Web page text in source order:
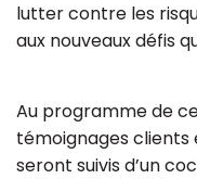
lutter contre les
aux nouveaux défis
Au programme de
témoignages
seront suivis d’un